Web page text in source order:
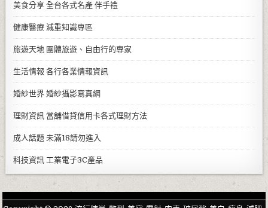
美食分享 全台各式名產 伴手禮
健康醫療 減重知識專區
旅遊天地 團體旅遊、自由行的專家
生活情報 各行各業情報資訊
婚紗世界 婚紗攝影寫真網
理財資訊 當舖借貸信用卡各式理財方法
成人話題 未滿18請勿進入
科技資訊 工業電子3C產品